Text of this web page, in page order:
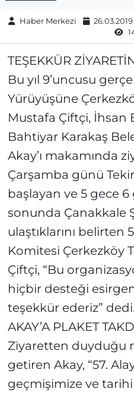
Haber Merkezi
TEŞEKKÜR
Bu yıl 9’uncusu
Yürüyüşüne
Mustafa Çiftçi, İhsan
Bahtiyar Karakaş
Akay’ı makamında
Çarşamba günü
başlayan ve 5 gece
sonunda Çanakkale
ulaştıklarını belirten
Komitesi Çerkezköy
Çiftçi, “Bu
hiçbir desteği
teşekkür ederiz” dedi.
AKAY’A PLAKET
Ziyaretten duyduğu
getiren Akay, “57.
geçmişimize ve